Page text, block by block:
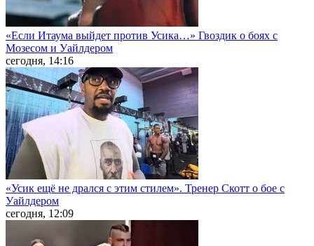
«Если Итаума выйдет против Усика…» Гвоздик о боях с
Мозесом и Уайлдером
сегодня, 14:16
«Усик ещё не дрался с этим стилем». Тренер Скотт о бое с
Уайлдером
сегодня, 12:09